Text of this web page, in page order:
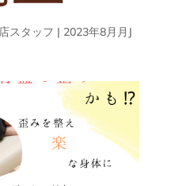
スタッフ | 2023年8月月J